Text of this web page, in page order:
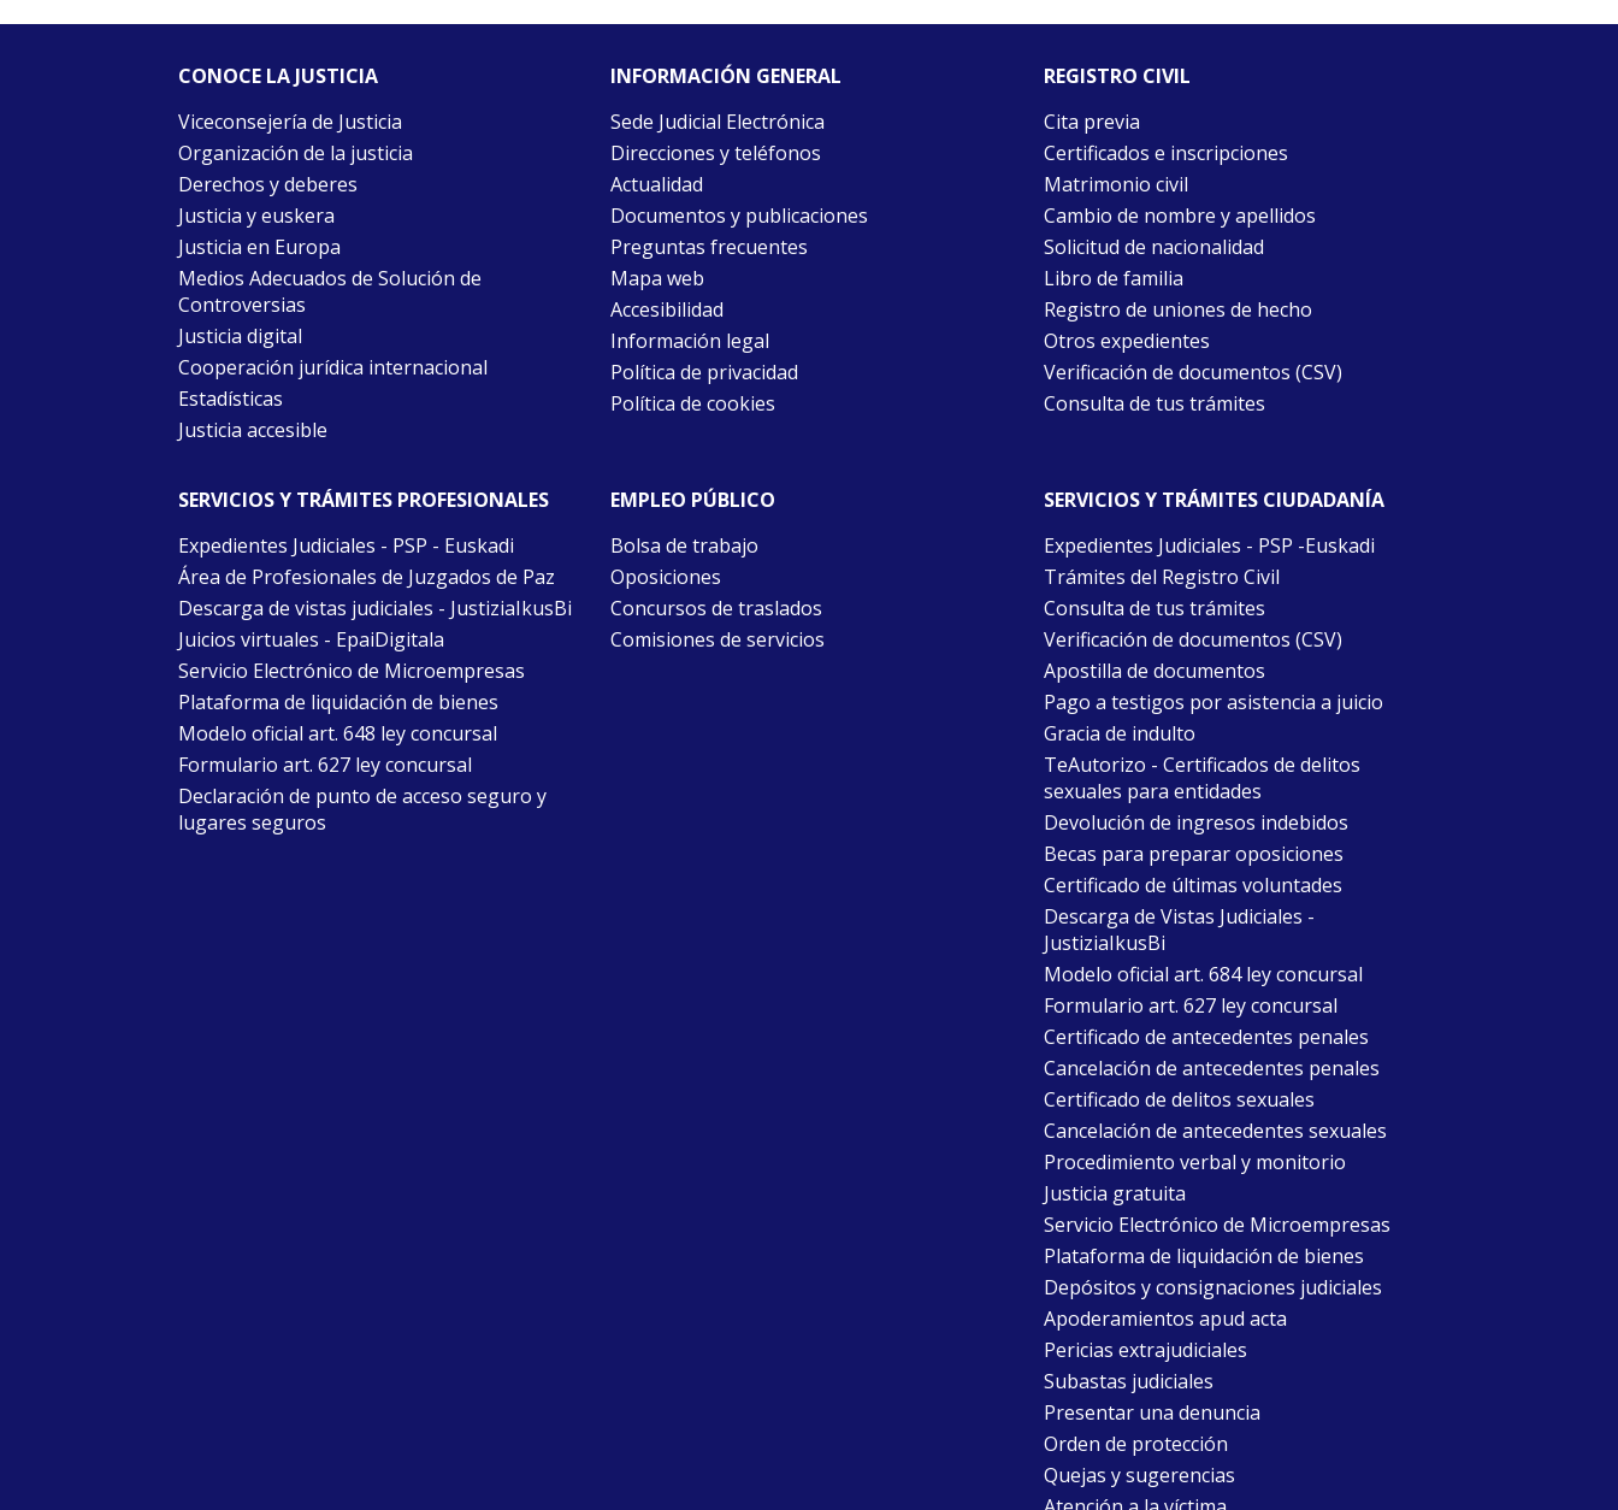
CONOCE LA JUSTICIA
Viceconsejería de Justicia
Organización de la justicia
Derechos y deberes
Justicia y euskera
Justicia en Europa
Medios Adecuados de Solución de
Controversias
Justicia digital
Cooperación jurídica internacional
Estadísticas
Justicia accesible
INFORMACIÓN GENERAL
Sede Judicial Electrónica
Direcciones y teléfonos
Actualidad
Documentos y publicaciones
Preguntas frecuentes
Mapa web
Accesibilidad
Información legal
Política de privacidad
Política de cookies
REGISTRO CIVIL
Cita previa
Certificados e inscripciones
Matrimonio civil
Cambio de nombre y apellidos
Solicitud de nacionalidad
Libro de familia
Registro de uniones de hecho
Otros expedientes
Verificación de documentos (CSV)
Consulta de tus trámites
SERVICIOS Y TRÁMITES PROFESIONALES
Expedientes Judiciales - PSP - Euskadi
Área de Profesionales de Juzgados de Paz
Descarga de vistas judiciales - JustiziaIkusBi
Juicios virtuales - EpaiDigitala
Servicio Electrónico de Microempresas
Plataforma de liquidación de bienes
Modelo oficial art. 648 ley concursal
Formulario art. 627 ley concursal
Declaración de punto de acceso seguro y
lugares seguros
EMPLEO PÚBLICO
Bolsa de trabajo
Oposiciones
Concursos de traslados
Comisiones de servicios
SERVICIOS Y TRÁMITES CIUDADANÍA
Expedientes Judiciales - PSP -Euskadi
Trámites del Registro Civil
Consulta de tus trámites
Verificación de documentos (CSV)
Apostilla de documentos
Pago a testigos por asistencia a juicio
Gracia de indulto
TeAutorizo - Certificados de delitos
sexuales para entidades
Devolución de ingresos indebidos
Becas para preparar oposiciones
Certificado de últimas voluntades
Descarga de Vistas Judiciales -
JustiziaIkusBi
Modelo oficial art. 684 ley concursal
Formulario art. 627 ley concursal
Certificado de antecedentes penales
Cancelación de antecedentes penales
Certificado de delitos sexuales
Cancelación de antecedentes sexuales
Procedimiento verbal y monitorio
Justicia gratuita
Servicio Electrónico de Microempresas
Plataforma de liquidación de bienes
Depósitos y consignaciones judiciales
Apoderamientos apud acta
Pericias extrajudiciales
Subastas judiciales
Presentar una denuncia
Orden de protección
Quejas y sugerencias